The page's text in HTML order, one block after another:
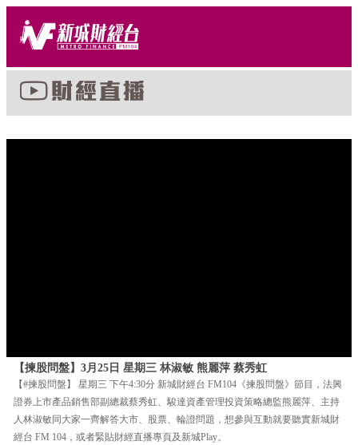
【揀股問盤】3月25日 星期三 林淑敏 熊麗萍 蔡秀虹
【#揀股問盤】 星期三 下午4:30分 新城財經台 FM104《揀股問盤》節目，法興
證券上市產品銷售部副總裁蔡秀虹、駿達資產管理投資策略總監熊麗萍、主持
人林淑敏同大家一齊解答大市、股票、輪證問題，想參與互動就要聽實新城財
經台 FM 104，或者緊貼財經直播專頁及新城Play。